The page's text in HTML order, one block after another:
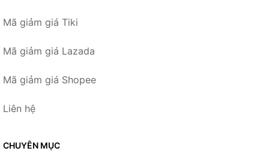
Mã giảm giá Tiki
Mã giảm giá Lazada
Mã giảm giá Shopee
Liên hệ
CHUYÊN MỤC